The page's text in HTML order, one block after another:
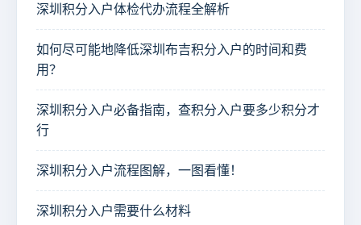
深圳积分入户体检代办流程全解析
如何尽可能地降低深圳布吉积分入户的时间和费
用？
深圳积分入户必备指南，查积分入户要多少积分才
行
深圳积分入户流程图解，一图看懂！
深圳积分入户需要什么材料